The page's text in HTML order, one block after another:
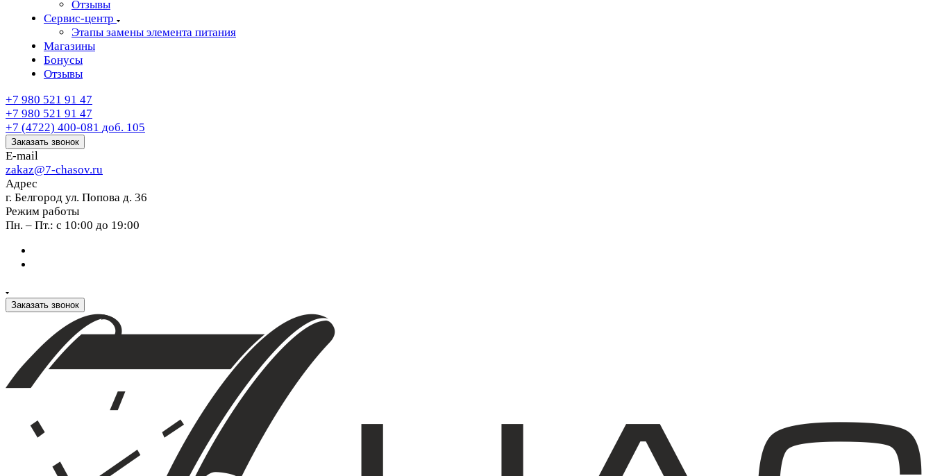
Отзывы
Сервис-центр
Этапы замены элемента питания
Магазины
Бонусы
Отзывы
+7 980 521 91 47
+7 980 521 91 47
+7 (4722) 400-081 доб. 105
Заказать звонок
E-mail
zakaz@7-chasov.ru
Адрес
г. Белгород ул. Попова д. 36
Режим работы
Пн. – Пт.: с 10:00 до 19:00
Заказать звонок